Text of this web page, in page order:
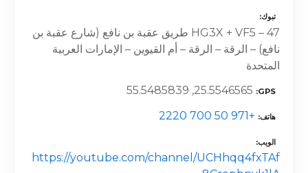
تبوك
HG3X + VF5 – 47 طريق عقبة بن نافع (شارع عقبة بن
نافع) – الرقة – الرقة – أم القيوين – الإمارات العربية
المتحدة
GPS
25.5546565, 55.5485839
هاتف +971 50 700 2220
الويب
https://youtube.com/channel/UCHhqq4fxTAf